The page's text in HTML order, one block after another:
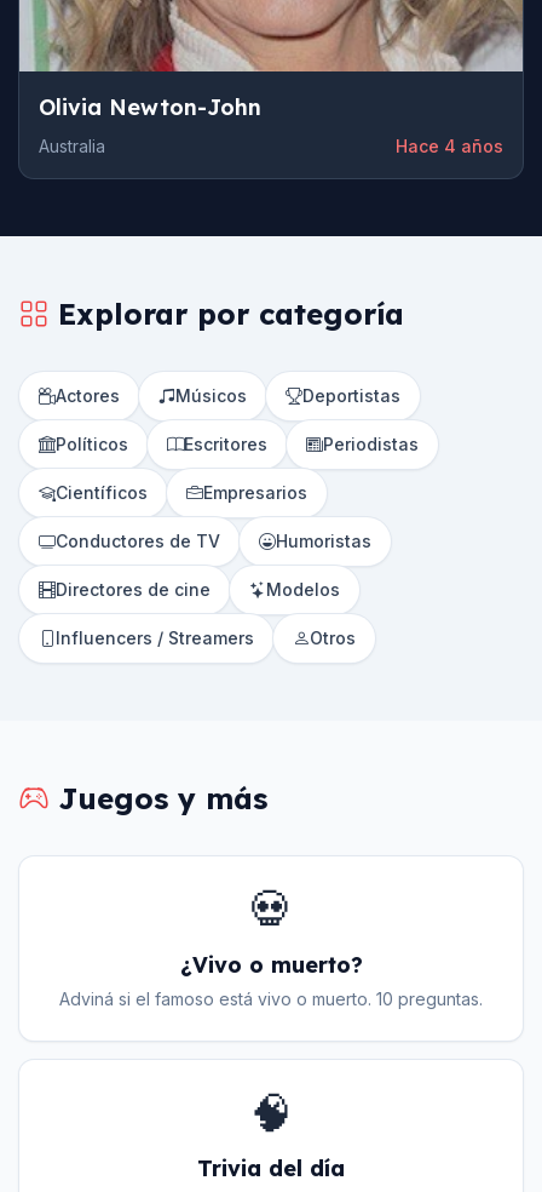
Olivia Newton-John
Australia Hace 4 años
Explorar por categoría
Actores Músicos Deportistas
Políticos Escritores Periodistas
Científicos Empresarios
Conductores de TV Humoristas
Directores de cine Modelos
Influencers / Streamers Otros
Juegos y más
💀
¿Vivo o muerto?
Adviná si el famoso está vivo o muerto. 10 preguntas.
🧠
Trivia del día